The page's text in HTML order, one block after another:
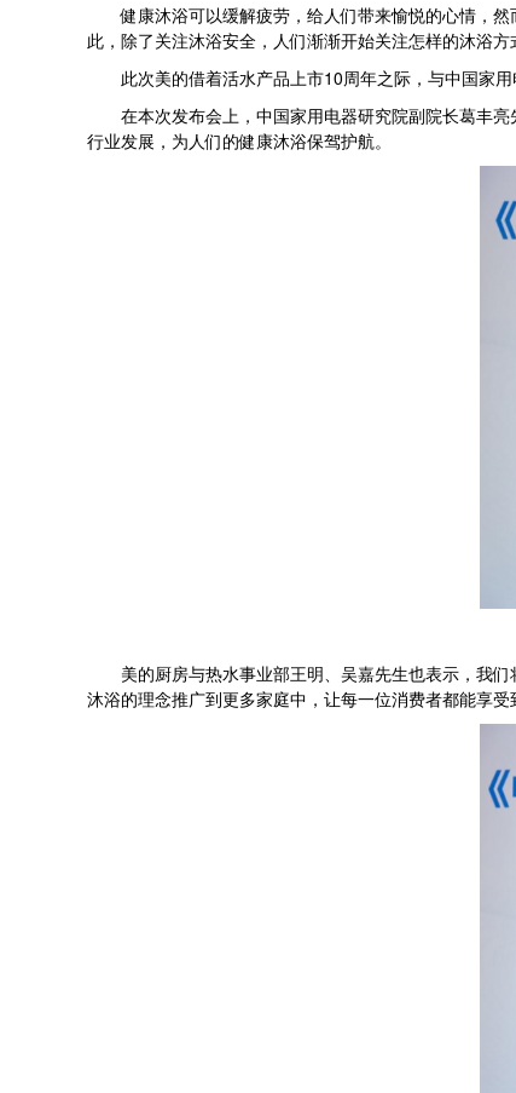
健康沐浴可以缓解疲劳，给人们带来愉悦的心情，然
此，除了关注沐浴安全，人们渐渐开始关注怎样的沐浴方
此次美的借着活水产品上市10周年之际，与中国家用
在本次发布会上，中国家用电器研究院副院长葛丰亮
行业发展，为人们的健康沐浴保驾护航。
美的厨房与热水事业部王明、吴嘉先生也表示，我们
沐浴的理念推广到更多家庭中，让每一位消费者都能享受